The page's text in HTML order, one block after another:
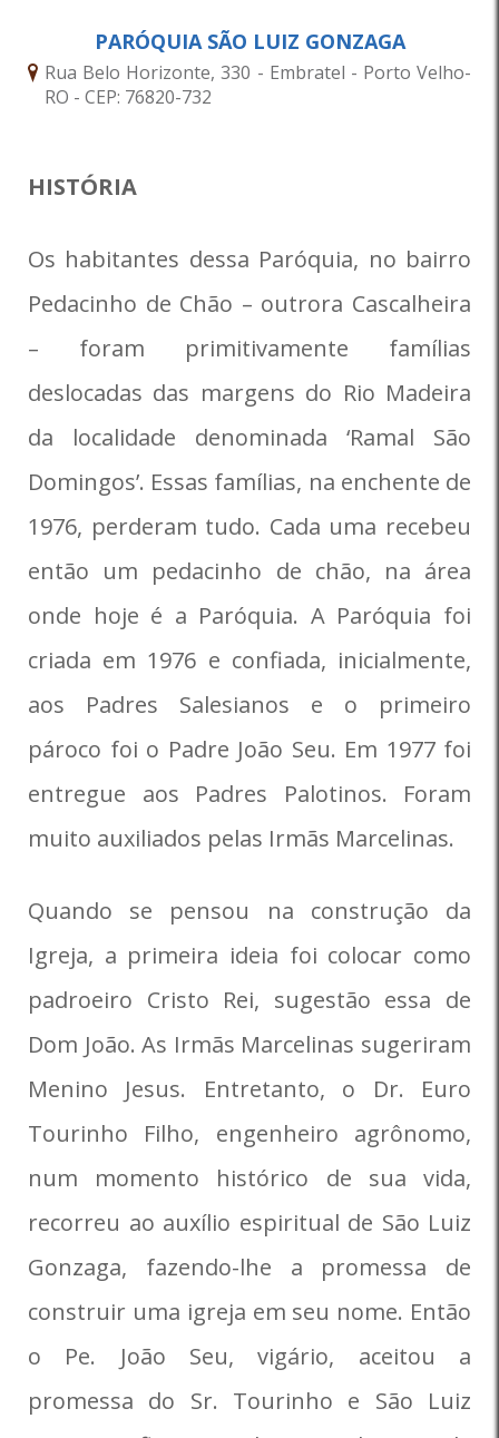
PARÓQUIA SÃO LUIZ GONZAGA
Rua Belo Horizonte, 330 - Embratel - Porto Velho-
RO - CEP: 76820-732
HISTÓRIA
Os habitantes dessa Paróquia, no bairro
Pedacinho de Chão – outrora Cascalheira
– foram primitivamente famílias
deslocadas das margens do Rio Madeira
da localidade denominada ‘Ramal São
Domingos’. Essas famílias, na enchente de
1976, perderam tudo. Cada uma recebeu
então um pedacinho de chão, na área
onde hoje é a Paróquia. A Paróquia foi
criada em 1976 e confiada, inicialmente,
aos Padres Salesianos e o primeiro
pároco foi o Padre João Seu. Em 1977 foi
entregue aos Padres Palotinos. Foram
muito auxiliados pelas Irmãs Marcelinas.
Quando se pensou na construção da
Igreja, a primeira ideia foi colocar como
padroeiro Cristo Rei, sugestão essa de
Dom João. As Irmãs Marcelinas sugeriram
Menino Jesus. Entretanto, o Dr. Euro
Tourinho Filho, engenheiro agrônomo,
num momento histórico de sua vida,
recorreu ao auxílio espiritual de São Luiz
Gonzaga, fazendo-lhe a promessa de
construir uma igreja em seu nome. Então
o Pe. João Seu, vigário, aceitou a
promessa do Sr. Tourinho e São Luiz